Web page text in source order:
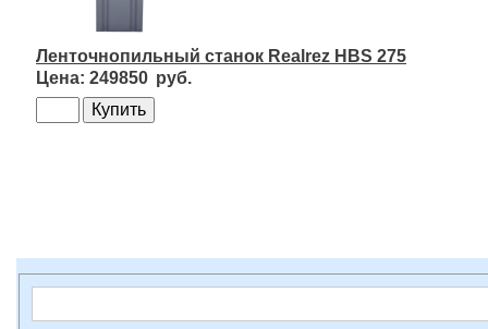
Ленточнопильный станок Realrez HBS 275
249850